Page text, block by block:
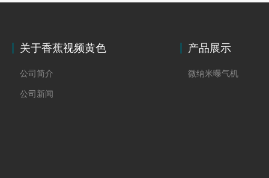
关于香蕉视频黄色
公司简介
公司新闻
产品展示
微纳米曝气机